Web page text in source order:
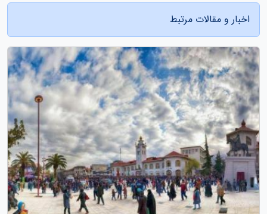
اخبار و مقالات مرتبط